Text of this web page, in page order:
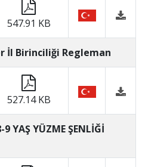
547.91 KB
İl Birinciliği Regleman
527.14 KB
YAŞ YÜZME ŞENLİĞİ